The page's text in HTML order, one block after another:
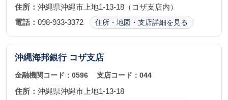
住所： 沖縄県沖縄市上地1-13-18（コザ支店内）
電話： 098-933-3372 住所・地図・支店詳細を見る
沖縄海邦銀行 コザ支店
金融機関コード： 0596 支店コード：044
住所： 沖縄県沖縄市上地1-13-18